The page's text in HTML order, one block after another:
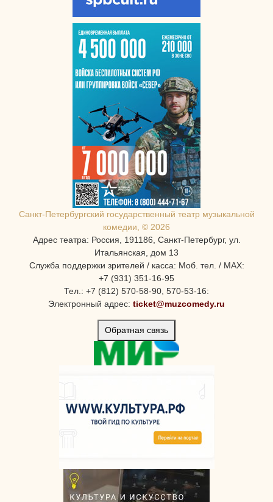
Санкт-Петербургcкий государственный театр музыкальной
комедии, © 2026
Адрес театра: Россия, 191186, Санкт-Петербург, ул.
Итальянская, дом 13
Служба поддержки зрителей / касса: Моб. тел. / MAX:
+7 (931) 351-16-95
Тел.: +7 (812) 570-58-90, 570-53-16:
Электронный адрес: ticket@muzcomedy.ru
Обратная связь